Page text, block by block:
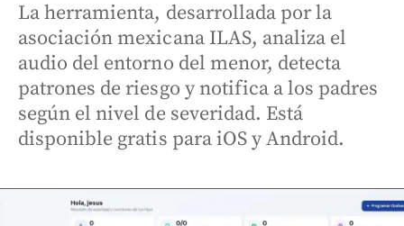
La herramienta, desarrollada por la
asociación mexicana ILAS, analiza el
audio del entorno del menor, detecta
patrones de riesgo y notifica a los padres
según el nivel de severidad. Está
disponible gratis para iOS y Android.